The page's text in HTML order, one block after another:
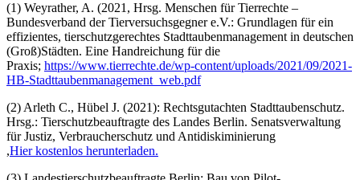
(1) Weyrather, A. (2021, Hrsg. Menschen für Tierrechte –
Bundesverband der Tierversuchsgegner e.V.: Grundlagen für ein
effizientes, tierschutzgerechtes Stadttaubenmanagement in deutschen
(Groß)Städten. Eine Handreichung für die
Praxis; https://www.tierrechte.de/wp-content/uploads/2021/09/2021-
HB-Stadttaubenmanagement_web.pdf
(2) Arleth C., Hübel J. (2021): Rechtsgutachten Stadttaubenschutz.
Hrsg.: Tierschutzbeauftragte des Landes Berlin. Senatsverwaltung
für Justiz, Verbraucherschutz und Antidiskiminierung
,Hier kostenlos herunterladen.